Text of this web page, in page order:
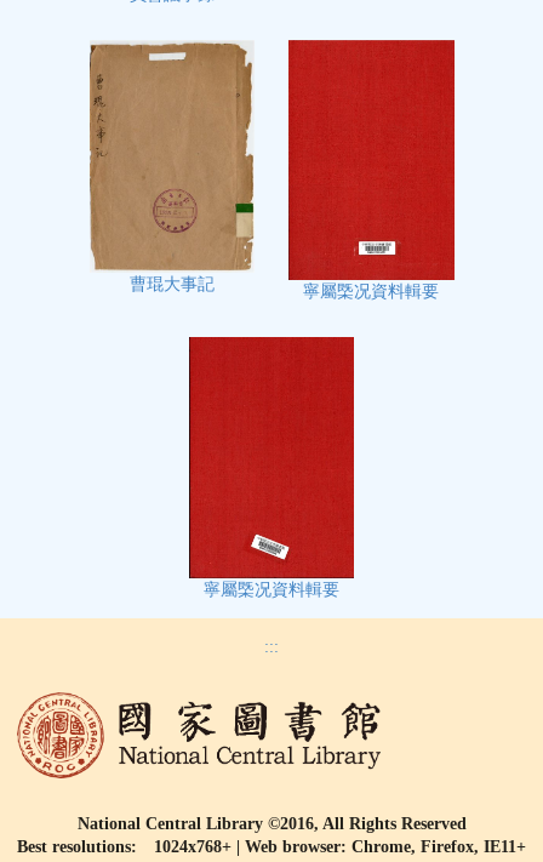
曹琨大事記 寧屬㮣况資料輯要
寧屬㮣况資料輯要
:::
National Central Library ©2016, All Rights Reserved
Best resolutions: 1024x768+ | Web browser: Chrome, Firefox, IE11+